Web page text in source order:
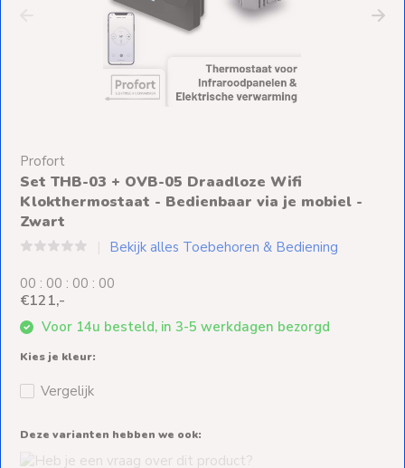
Installatiematerialen
Terrasverwarming
Spoed- en
Weekendleveringen
Klantenservice
Contact
Profort
Set THB-03 + OVB-05 Draadloze Wifi
Klokthermostaat - Bedienbaar via je mobiel -
Zwart
Bekijk alles Toebehoren & Bediening
00 : 00 : 00 : 00
€121,-
Voor 14u besteld, in 3-5 werkdagen bezorgd
Kies je kleur:
Vergelijk
Deze varianten hebben we ook: